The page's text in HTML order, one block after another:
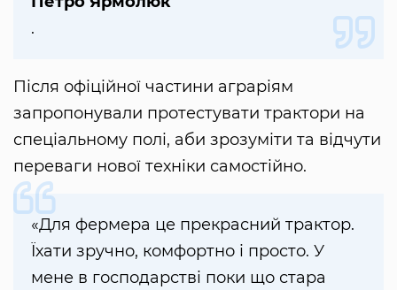
.
Після офіційної частини аграріям
запропонували протестувати трактори на
спеціальному полі, аби зрозуміти та відчути
переваги нової техніки самостійно.
«Для фермера це прекрасний трактор.
Їхати зручно, комфортно і просто. У
мене в господарстві поки що стара